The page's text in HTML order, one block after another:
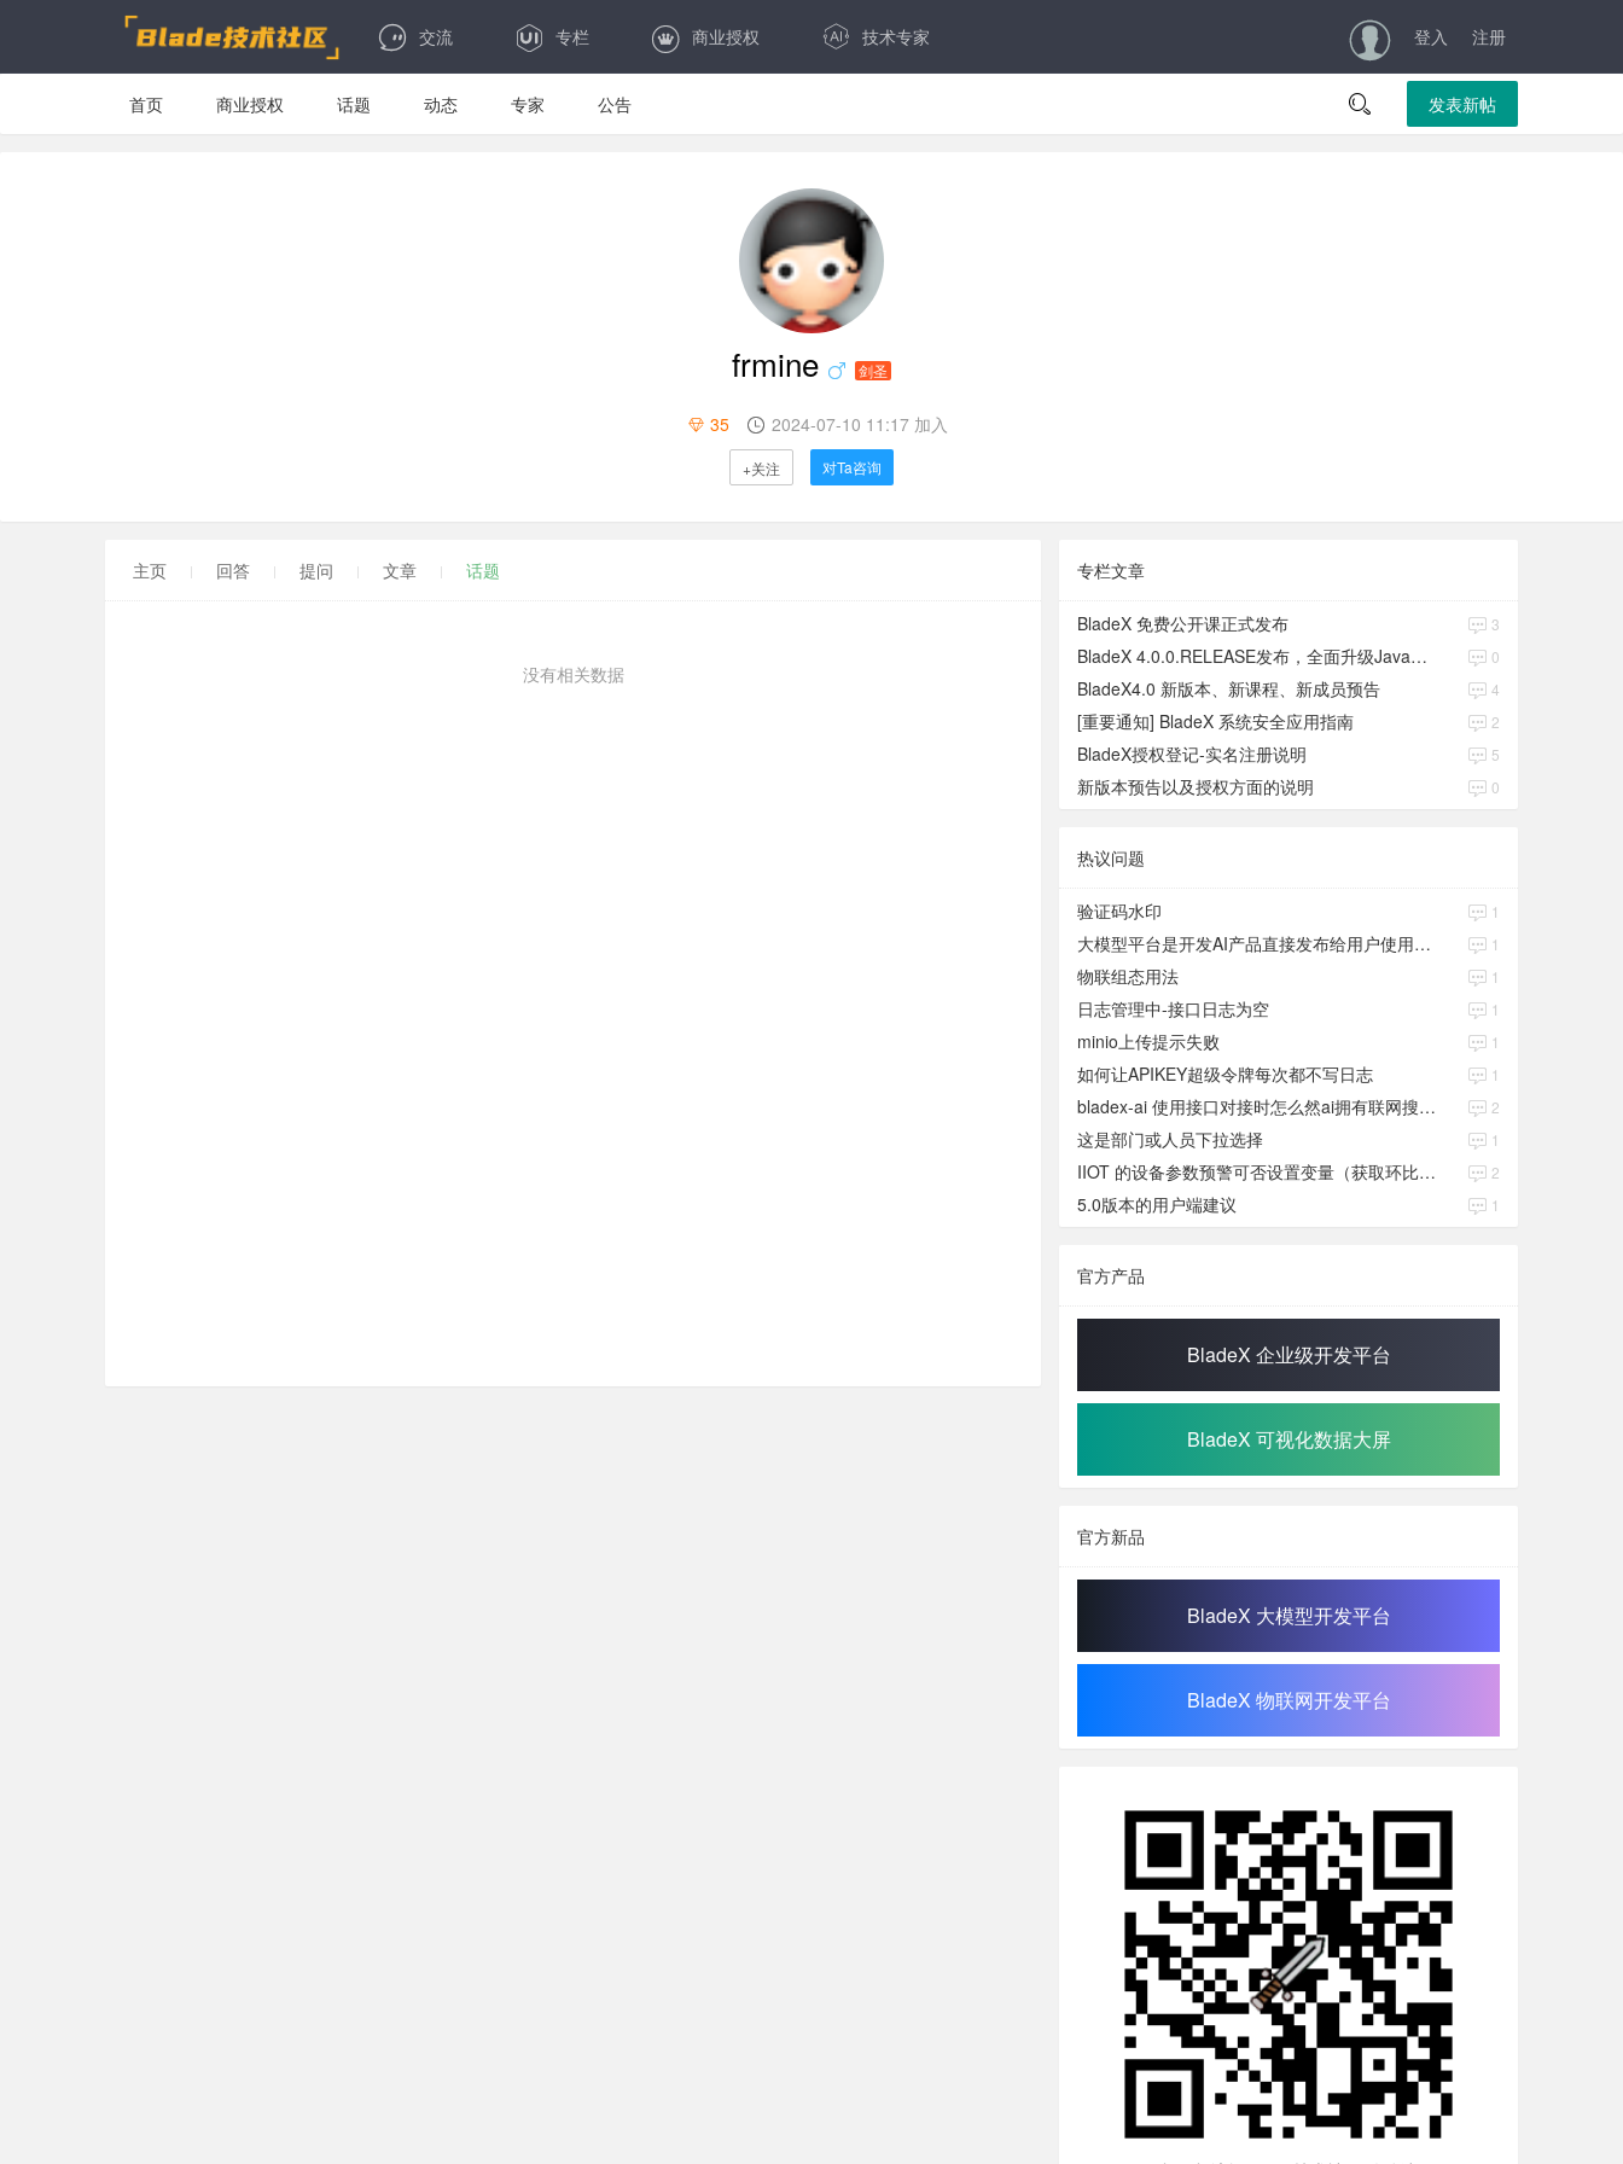
交流 专栏 商业授权 技术专家 登入 注册
首页 商业授权 话题 动态 专家 公告  发表新帖
frmine 剑圣
35 2024-07-10 11:17 加入
+关注 对Ta咨询
主页 回答 提问 文章 话题
没有相关数据
专栏文章
BladeX 免费公开课正式发布 3
BladeX 4.0.0.RELEASE发布，全面升级Java17、Boot3、Cloud2023 0
BladeX4.0 新版本、新课程、新成员预告 4
[重要通知] BladeX 系统安全应用指南 2
BladeX授权登记-实名注册说明 5
新版本预告以及授权方面的说明 0
热议问题
验证码水印 1
大模型平台是开发AI产品直接发布给用户使用的吗？ 1
物联组态用法 1
日志管理中-接口日志为空 1
minio上传提示失败 1
如何让APIKEY超级令牌每次都不写日志 1
bladex-ai 使用接口对接时怎么然ai拥有联网搜索功能 2
这是部门或人员下拉选择 1
IIOT 的设备参数预警可否设置变量（获取环比数值） 2
5.0版本的用户端建议 1
官方产品
BladeX 企业级开发平台
BladeX 可视化数据大屏
官方新品
BladeX 大模型开发平台
BladeX 物联网开发平台